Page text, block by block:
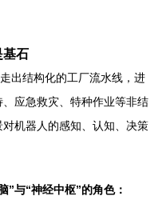
基石
出结构化的工厂流水线，进
应急救灾、特种作业等非结
机器人的感知、认知、决策
”与“神经中枢”的角色：